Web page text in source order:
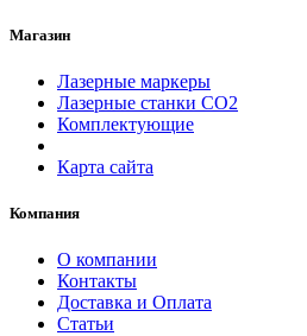
Магазин
Лазерные маркеры
Лазерные станки СО2
Комплектующие
Карта сайта
Компания
О компании
Контакты
Доставка и Оплата
Статьи